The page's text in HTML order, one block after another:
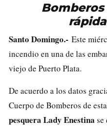
Santo Domingo.- Este
incendio en una de las
viejo de Puerto Plata.
De acuerdo a los datos
Cuerpo de Bomberos de
pesquera Lady Enestina se